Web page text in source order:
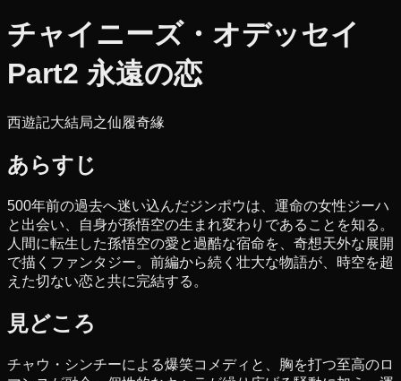
チャイニーズ・オデッセイ
Part2 永遠の恋
西遊記大結局之仙履奇緣
あらすじ
500年前の過去へ迷い込んだジンポウは、運命の女性ジーハ
と出会い、自身が孫悟空の生まれ変わりであることを知る。
人間に転生した孫悟空の愛と過酷な宿命を、奇想天外な展開
で描くファンタジー。前編から続く壮大な物語が、時空を超
えた切ない恋と共に完結する。
見どころ
チャウ・シンチーによる爆笑コメディと、胸を打つ至高のロ